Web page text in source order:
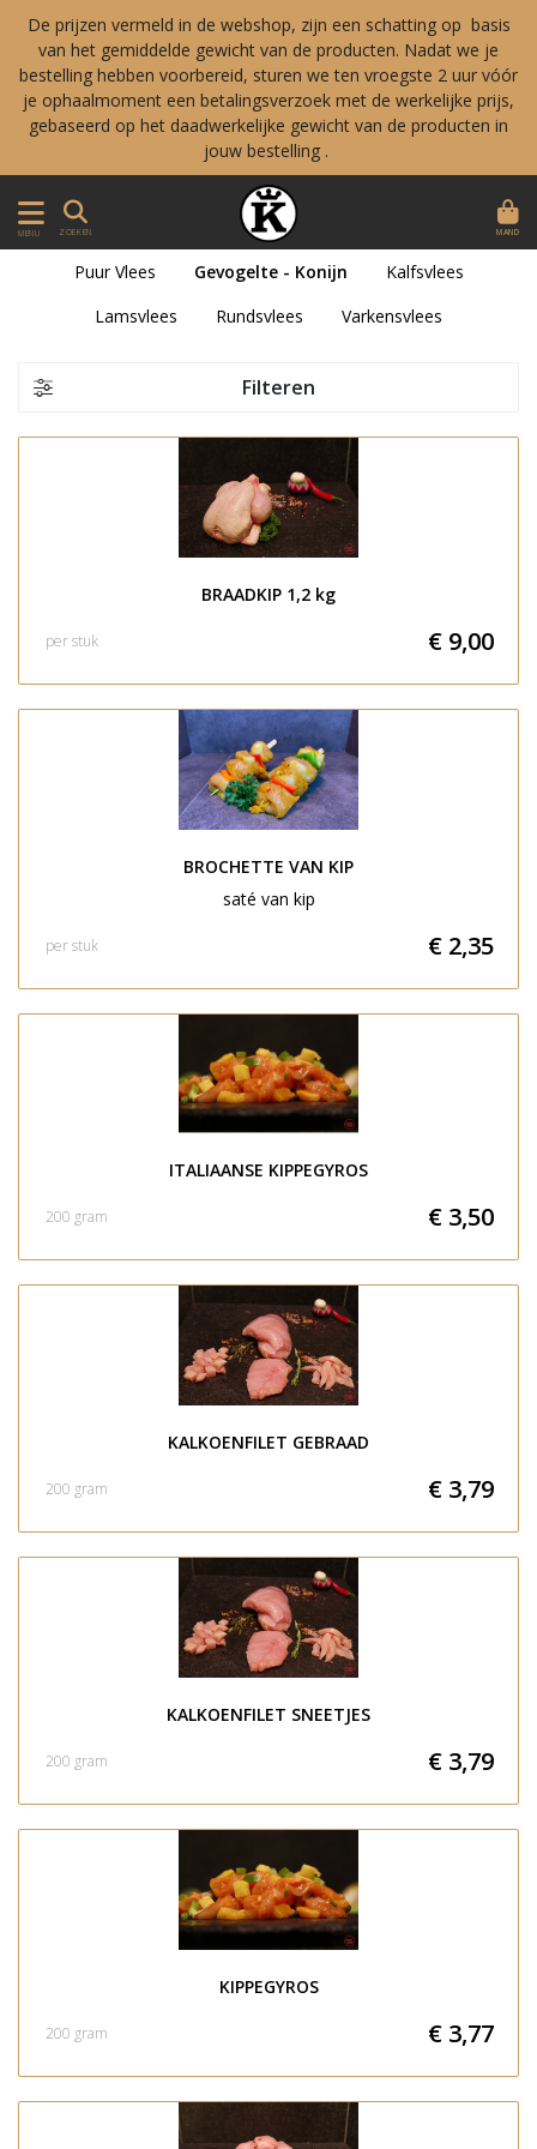
De prijzen vermeld in de webshop, zijn een schatting op basis
van het gemiddelde gewicht van de producten. Nadat we je
bestelling hebben voorbereid, sturen we ten vroegste 2 uur vóór
je ophaalmoment een betalingsverzoek met de werkelijke prijs,
gebaseerd op het daadwerkelijke gewicht van de producten in
jouw bestelling .
MENU ZOEKEN MAND
Puur Vlees Gevogelte - Konijn
Kalfsvlees
Lamsvlees
Rundsvlees Varkensvlees
Filteren
BRAADKIP 1,2 kg
€ 9,00
per stuk
BROCHETTE VAN KIP
saté van kip
€ 2,35
per stuk
ITALIAANSE KIPPEGYROS
€ 3,50
200 gram
KALKOENFILET GEBRAAD
€ 3,79
200 gram
KALKOENFILET SNEETJES
€ 3,79
200 gram
KIPPEGYROS
€ 3,77
200 gram